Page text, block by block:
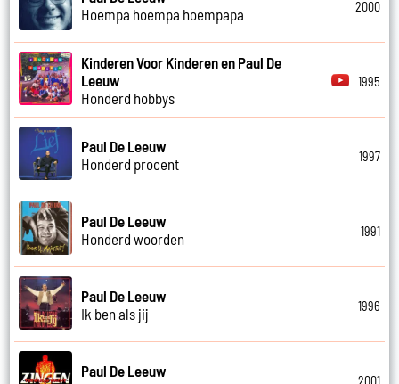
Hoempa hoempa hoempapa
2000
Kinderen Voor Kinderen en Paul De
Leeuw
Honderd hobbys
1995
Paul De Leeuw
Honderd procent
1997
Paul De Leeuw
Honderd woorden
1991
Paul De Leeuw
Ik ben als jij
1996
Paul De Leeuw
2001